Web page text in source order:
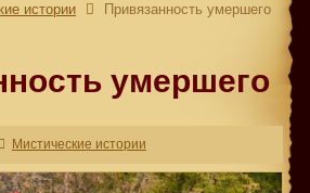
истории
Привязанность умершего
умершего
Мистические истории